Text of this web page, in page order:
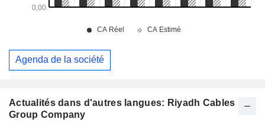
Actualités dans d'autres langues: Riyadh Cables
Group Company
Agenda de la société